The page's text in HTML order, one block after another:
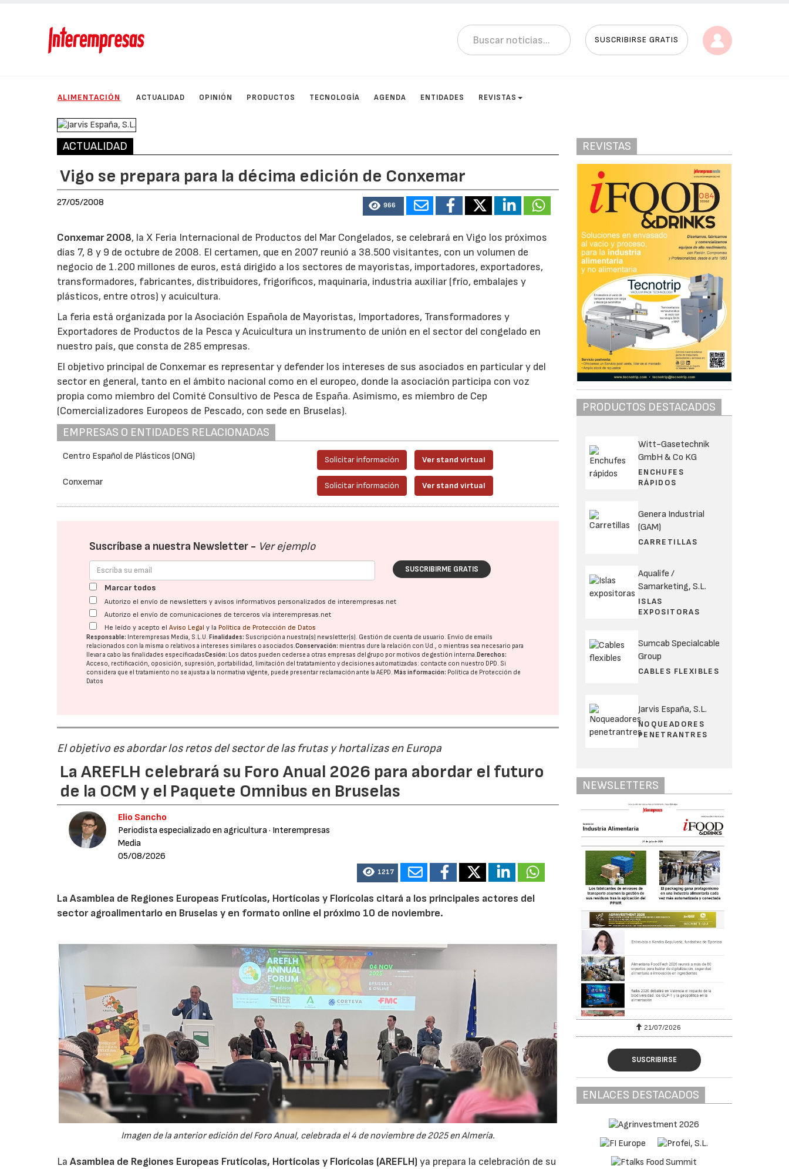
SUSCRIBIRSE GRATIS
ALIMENTACIÓN ACTUALIDAD OPINIÓN PRODUCTOS TECNOLOGÍA AGENDA ENTIDADES REVISTAS
ACTUALIDAD
Vigo se prepara para la décima edición de Conxemar
27/05/2008 966
Conxemar 2008, la X Feria Internacional de Productos del Mar Congelados, se celebrará en Vigo los próximos
días 7, 8 y 9 de octubre de 2008. El certamen, que en 2007 reunió a 38.500 visitantes, con un volumen de
negocio de 1.200 millones de euros, está dirigido a los sectores de mayoristas, importadores, exportadores,
transformadores, fabricantes, distribuidores, frigoríficos, maquinaria, industria auxiliar (frío, embalajes y
plásticos, entre otros) y acuicultura.
La feria está organizada por la Asociación Española de Mayoristas, Importadores, Transformadores y
Exportadores de Productos de la Pesca y Acuicultura un instrumento de unión en el sector del congelado en
nuestro país, que consta de 285 empresas.
El objetivo principal de Conxemar es representar y defender los intereses de sus asociados en particular y del
sector en general, tanto en el ámbito nacional como en el europeo, donde la asociación participa con voz
propia como miembro del Comité Consultivo de Pesca de España. Asimismo, es miembro de Cep
(Comercializadores Europeos de Pescado, con sede en Bruselas).
EMPRESAS O ENTIDADES RELACIONADAS
Centro Español de Plásticos (ONG) Solicitar información Ver stand virtual
Conxemar Solicitar información Ver stand virtual
Suscríbase a nuestra Newsletter - Ver ejemplo
SUSCRIBIRME GRATIS
Marcar todos
Autorizo el envío de newsletters y avisos informativos personalizados de interempresas.net
Autorizo el envío de comunicaciones de terceros vía interempresas.net
He leído y acepto elAviso Legal y la Política de Protección de Datos
Responsable: Interempresas Media, S.L.U.Finalidades: Suscripción a nuestra(s) newsletter(s). Gestión de cuenta de usuario. Envío de emails
relacionados con la misma o relativos a intereses similares o asociados.Conservación: mientras dure la relación con Ud., o mientras sea necesario para
llevar a cabo las finalidades especificadasCesión: Los datos pueden cederse a otras empresas del grupo por motivos de gestión interna.Derechos:
Acceso, rectificación, oposición, supresión, portabilidad, limitación del tratatamiento y decisiones automatizadas: contacte con nuestro DPD. Si
considera que el tratamiento no se ajusta a la normativa vigente, puede presentar reclamación ante laAEPD.Más información: Política de Protección de
Datos
El objetivo es abordar los retos del sector de las frutas y hortalizas en Europa
La AREFLH celebrará su Foro Anual 2026 para abordar el futuro
de la OCM y el Paquete Omnibus en Bruselas
Elio Sancho
Periodista especializado en agricultura· Interempresas
Media
05/08/2026
1217
La Asamblea de Regiones Europeas Frutícolas, Hortícolas y Florícolas citará a los principales actores del
sector agroalimentario en Bruselas y en formato online el próximo 10 de noviembre.
Imagen de la anterior edición del Foro Anual, celebrada el 4 de noviembre de 2025 en Almería.
LaAsamblea de Regiones Europeas Frutícolas, Hortícolas y Florícolas (AREFLH)ya prepara la celebración de su
REVISTAS
PRODUCTOS DESTACADOS
Witt-Gasetechnik
GmbH & Co KG
ENCHUFES
RÁPIDOS
Genera Industrial
(GAM)
CARRETILLAS
Aqualife /
Samarketing, S.L.
ISLAS
EXPOSITORAS
Sumcab Specialcable
Group
CABLES FLEXIBLES
Jarvis España, S.L.
NOQUEADORES
PENETRANTRES
NEWSLETTERS
21/07/2026 21/07/2026
SUSCRIBIRSE
ENLACES DESTACADOS